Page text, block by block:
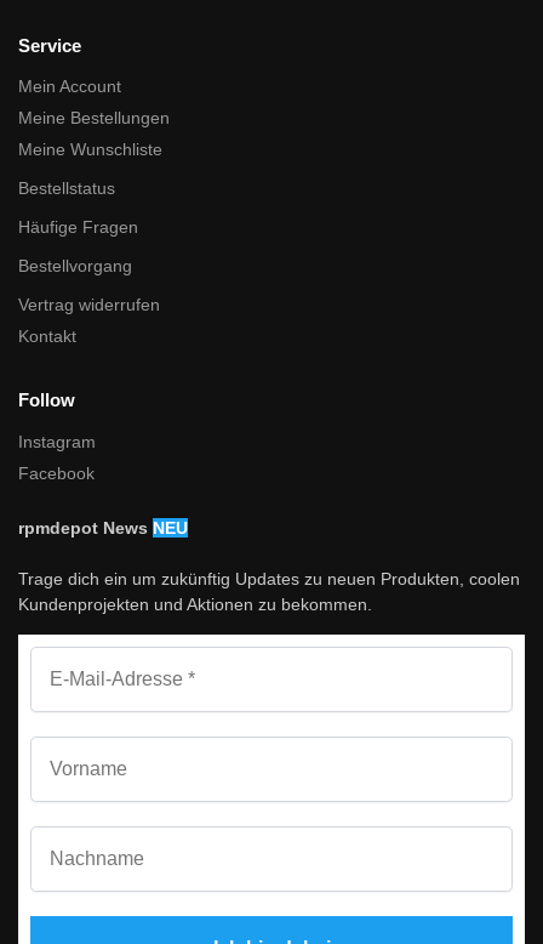
Service
Mein Account
Meine Bestellungen
Meine Wunschliste
Bestellstatus
Häufige Fragen
Bestellvorgang
Vertrag widerrufen
Kontakt
Follow
Instagram
Facebook
rpmdepot News NEU
Trage dich ein um zukünftig Updates zu neuen Produkten, coolen
Kundenprojekten und Aktionen zu bekommen.